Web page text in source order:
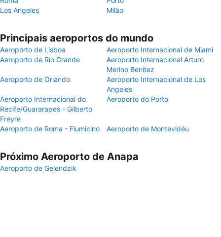
Los Angeles
Milão
Principais aeroportos do mundo
Aeroporto de Lisboa
Aeroporto Internacional de Miami
Aeroporto de Rio Grande
Aeroporto Internacional Arturo
Merino Benítez
Aeroporto de Orlando
Aeroporto Internacional de Los
Angeles
Aeroporto Internacional do
Recife/Guararapes - Gilberto
Freyre
Aeroporto do Porto
Aeroporto de Roma - Fiumicino Aeroporto de Montevidéu
Próximo Aeroporto de Anapa
Aeroporto de Gelendzik